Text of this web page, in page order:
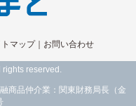
マップ｜ お問い合わせ
reserved.
商品仲介業：関東財務局長（金